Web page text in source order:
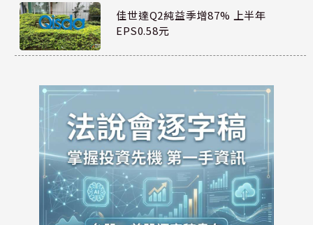
佳世達Q2純益季增87% 上半年
EPS0.58元